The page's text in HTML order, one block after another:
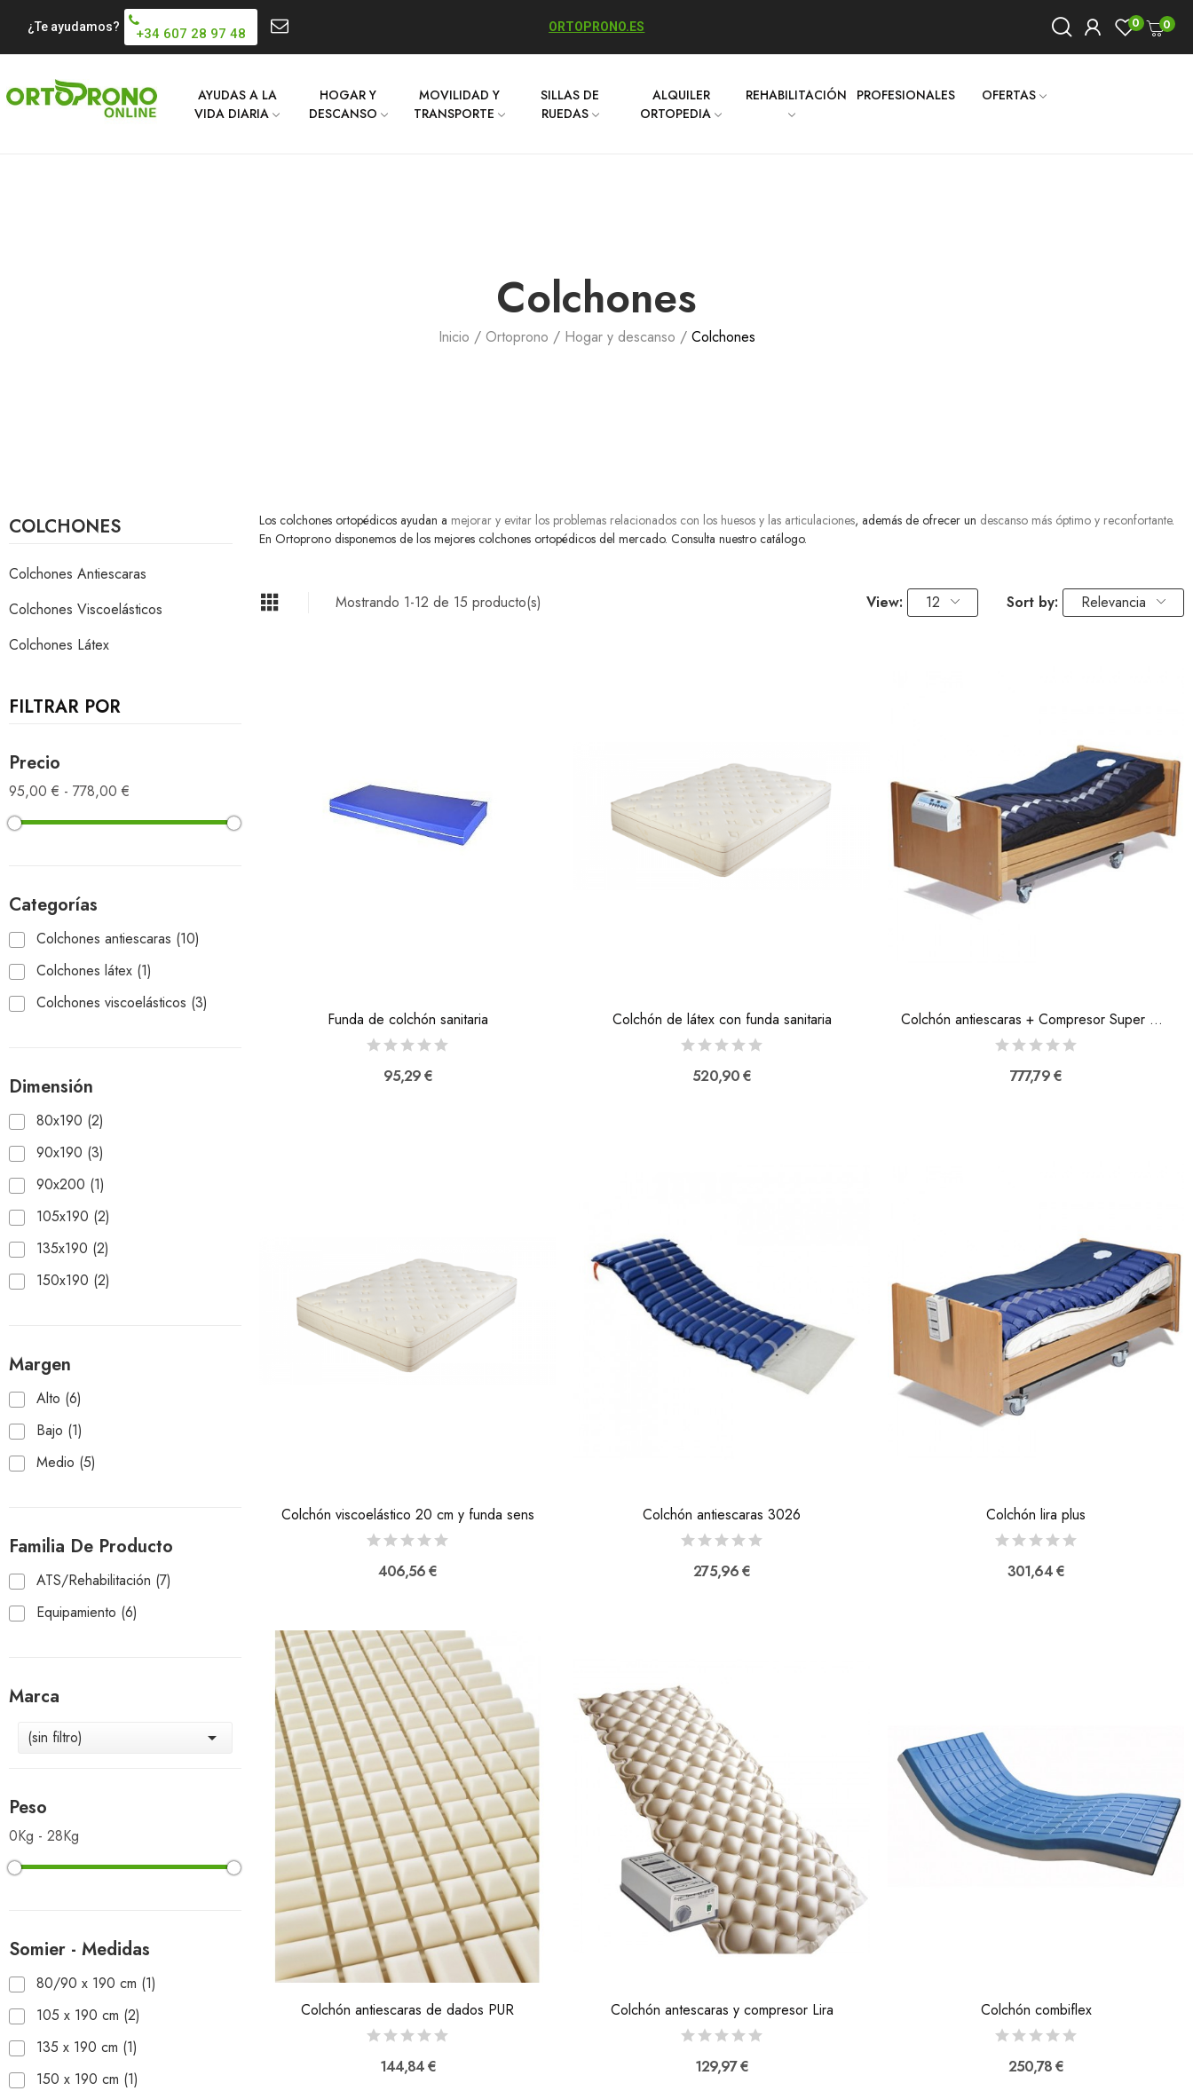
¿Te ayudamos? +34 607 28 97 48 ORTOPRONO.ES 0 0
AYUDAS A LA
VIDA DIARIA
HOGAR Y
DESCANSO
MOVILIDAD Y
TRANSPORTE
SILLAS DE
RUEDAS
ALQUILER
ORTOPEDIA
REHABILITACIÓN PROFESIONALES OFERTAS
Colchones
Inicio Ortoprono Hogar y descanso Colchones
COLCHONES
Colchones Antiescaras
Colchones Viscoelásticos
Colchones Látex
FILTRAR POR
Precio
95,00 € - 778,00 €
Categorías
Colchones antiescaras (10)
Colchones látex (1)
Colchones viscoelásticos (3)
Dimensión
80x190 (2)
90x190 (3)
90x200 (1)
105x190 (2)
135x190 (2)
150x190 (2)
Margen
Alto (6)
Bajo (1)
Medio (5)
Familia De Producto
ATS/Rehabilitación (7)
Equipamiento (6)
Marca
(sin filtro) 
Peso
0Kg - 28Kg
Somier - Medidas
80/90 x 190 cm (1)
105 x 190 cm (2)
135 x 190 cm (1)
150 x 190 cm (1)
Los colchones ortopédicos ayudan a mejorar y evitar los problemas relacionados con los huesos y las articulaciones, además de ofrecer un descanso más óptimo y reconfortante.
En Ortoprono disponemos de los mejores colchones ortopédicos del mercado. Consulta nuestro catálogo.
Mostrando 1-12 de 15 producto(s) View: 12 Sort by: Relevancia
Funda de colchón sanitaria
95,29 €
Colchón de látex con funda sanitaria
520,90 €
Colchón antiescaras + Compresor Super Care
777,79 €
Colchón viscoelástico 20 cm y funda sens
406,56 €
Colchón antiescaras 3026
275,96 €
Colchón lira plus
301,64 €
Colchón antiescaras de dados PUR
144,84 €
Colchón antescaras y compresor Lira
129,97 €
Colchón combiflex
250,78 €